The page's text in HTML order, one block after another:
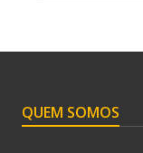
QUEM SOMOS